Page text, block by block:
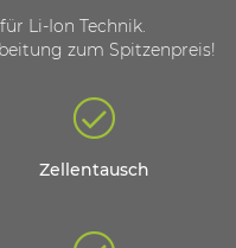
Li-Ion Technik.
zum Spitzenpreis!
Zellentausch